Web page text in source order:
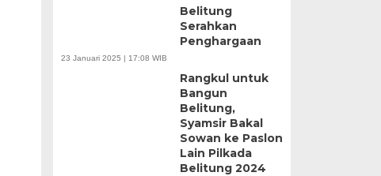
Belitung
Serahkan
Penghargaan
23 Januari 2025 | 17:08 WIB
Rangkul untuk
Bangun
Belitung,
Syamsir Bakal
Sowan ke Paslon
Lain Pilkada
Belitung 2024